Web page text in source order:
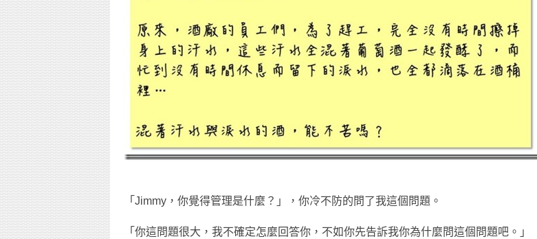
「Jimmy，你覺得管理是什麼？」，你冷不防的問了我這個問題。
「你這問題很大，我不確定怎麼回答你，不如你先告訴我你為什麼問這個問題吧。」